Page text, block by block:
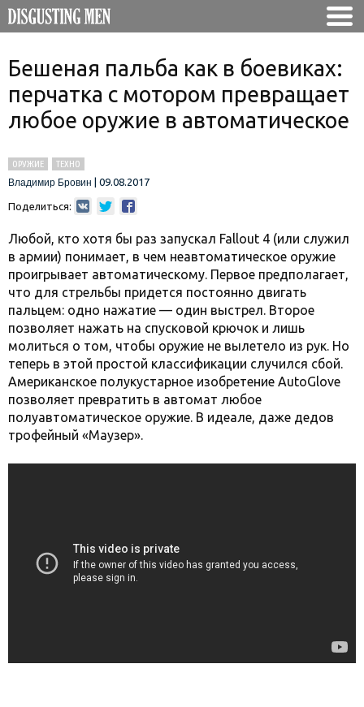
Бешеная пальба как в боевиках:
перчатка с мотором превращает
любое оружие в автоматическое
ОРУЖИЕ
ТЕХНО
Владимир Бровин
09.08.2017
Поделиться:
Любой, кто хотя бы раз запускал Fallout 4 (или служил
в армии) понимает, в чем неавтоматическое оружие
проигрывает автоматическому. Первое предполагает,
что для стрельбы придется постоянно двигать
пальцем: одно нажатие — один выстрел. Второе
позволяет нажать на спусковой крючок и лишь
молиться о том, чтобы оружие не вылетело из рук. Но
теперь в этой простой классификации случился сбой.
Американское полукустарное изобретение AutoGlove
позволяет превратить в автомат любое
полуавтоматическое оружие. В идеале, даже дедов
трофейный «Маузер».